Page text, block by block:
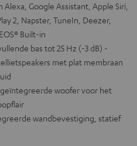
Google Assistant, Apple Siri,
2, Napster, TuneIn, Deezer,
Built-in
bas tot 25 Hz (-3 dB) -
met plat membraan
woofer voor het
wandbevestiging, statief